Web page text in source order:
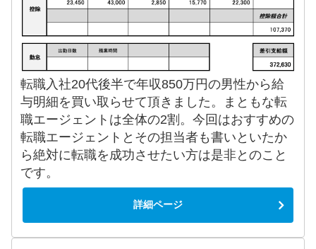
転職入社20代後半で年収850万円の男性から給
与明細を買い取らせて頂きました。まともな転
職エージェントは全体の2割。今回はおすすめの
転職エージェントとその担当者も書いといたか
ら絶対に転職を成功させたい方は是非とのこと
です。
詳細ページ